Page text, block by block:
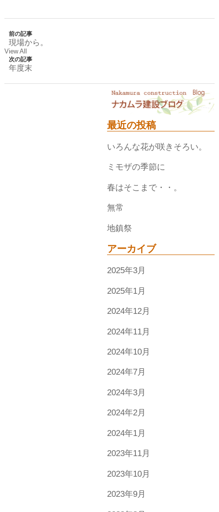
前の記事
現場から。
View All
次の記事
年度末
最近の投稿
いろんな花が咲きそろい。
ミモザの季節に
春はそこまで・・。
無常
地鎮祭
アーカイブ
2025年3月
2025年1月
2024年12月
2024年11月
2024年10月
2024年7月
2024年3月
2024年2月
2024年1月
2023年11月
2023年10月
2023年9月